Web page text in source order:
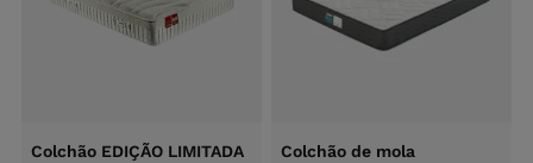
Colchão EDIÇÃO LIMITADA
Colchão de mola